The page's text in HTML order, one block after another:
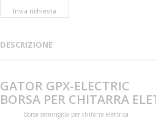
Invia richiesta
DESCRIZIONE
GATOR GPX-ELECTRIC
BORSA PER CHITARRA
Borsa semirigida per chitarra elettrica